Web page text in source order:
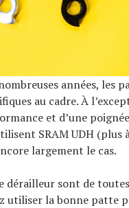
années, les
au cadre. À
et d’une
SRAM UDH (plus
largement le cas.
dérailleur sont de
utiliser la bonne patte